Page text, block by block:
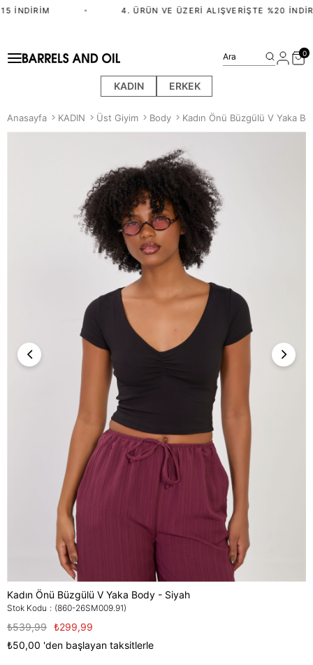
İNDIRIM 4. ÜRÜN VE ÜZERI ALIŞVERIŞTE %20
KADIN ERKEK
Ara 0
Anasayfa KADIN Üst Giyim Body Kadın Önü Büzgülü V Yaka
Kadın Önü Büzgülü V Yaka Body - Siyah
Stok Kodu (860-26SM009.91)
₺539,99 ₺299,99
₺50,00 'den başlayan taksitlerle